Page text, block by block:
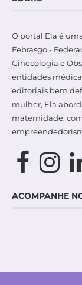
O portal Ela é
Febrasgo -
Ginecologia e
entidades
editoriais bem
mulher, Ela
maternidade,
ACOMPANHE